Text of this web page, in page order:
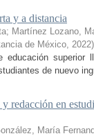
y a distancia
; Martínez Lozano,
de México, 2022)
superior
de nuevo
redacción en
María